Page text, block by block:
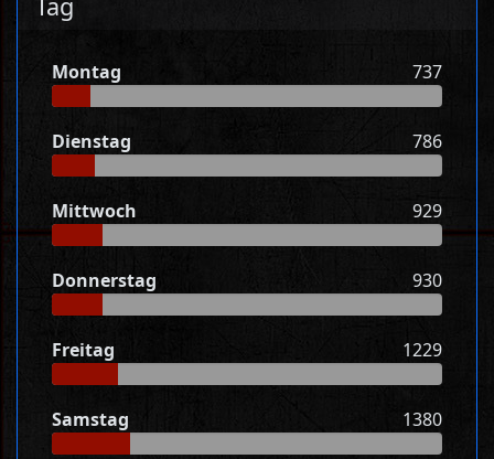
Tag
Montag 737
Dienstag 786
Mittwoch 929
Donnerstag 930
Freitag 1229
Samstag 1380